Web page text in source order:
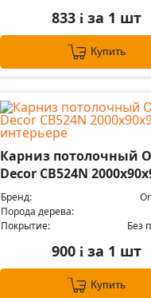
833 iза 1 шт
Купить
Карниз потолочный
Decor CB524N
Бренд:
Порода дерева:
Покрытие:
Без
900 iза 1 шт
Купить